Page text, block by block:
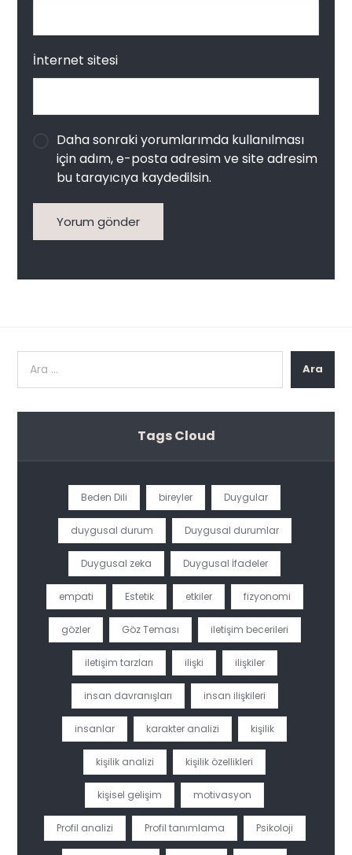
İnternet sitesi
Daha sonraki yorumlarımda kullanılması
için adım, e-posta adresim ve site adresim
bu tarayıcıya kaydedilsin.
Yorum gönder
Ara
Tags Cloud
Beden Dili bireyler Duygular
duygusal durum Duygusal durumlar
Duygusal zeka Duygusal İfadeler
empati Estetik etkiler fizyonomi
gözler Göz Teması iletişim becerileri
iletişim tarzları ilişki ilişkiler
insan davranışları insan ilişkileri
insanlar karakter analizi kişilik
kişilik analizi kişilik özellikleri
kişisel gelişim motivasyon
Profil analizi Profil tanımlama Psikoloji